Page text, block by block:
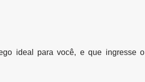
ideal para você, e que ingresse